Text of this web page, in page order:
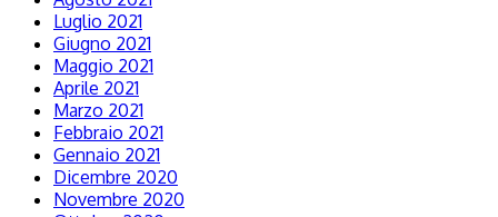
Luglio 2021
Giugno 2021
Maggio 2021
Aprile 2021
Marzo 2021
Febbraio 2021
Gennaio 2021
Dicembre 2020
Novembre 2020